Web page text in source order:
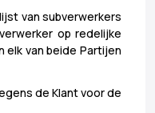
van subverwerkers
op redelijke
elk van beide Partijen
de Klant voor de